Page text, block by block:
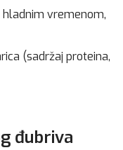
hladnim vremenom,
(sadržaj proteina,
đubriva